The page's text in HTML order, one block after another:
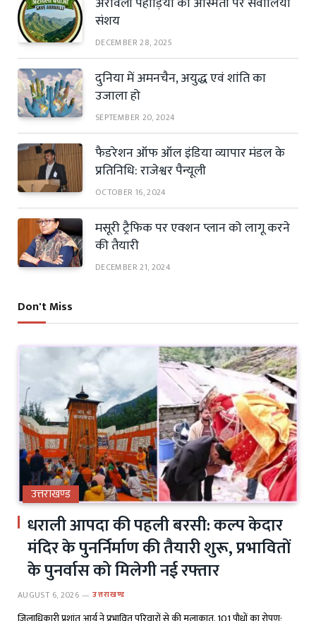
संशय
DECEMBER 28, 2025
दुनिया में अमनचैन, अयुद्ध एवं शांति का
उजाला हो
SEPTEMBER 20, 2024
फैडरेशन ऑफ ऑल इंडिया व्यापार मंडल के
प्रतिनिधि: राजेश्वर पैन्यूली
OCTOBER 16, 2024
मसूरी ट्रैफिक पर एक्शन प्लान को लागू करने
की तैयारी
DECEMBER 21, 2024
Don't Miss
उत्तराखण्ड
धराली आपदा की पहली बरसी: कल्प केदार
मंदिर के पुनर्निर्माण की तैयारी शुरू, प्रभावितों
के पुनर्वास को मिलेगी नई रफ्तार
AUGUST 6, 2026 उत्तराखण्ड